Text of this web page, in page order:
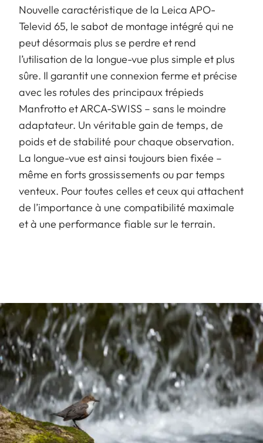
Nouvelle caractéristique de la Leica APO-
Televid 65, le sabot de montage intégré qui ne
peut désormais plus se perdre et rend
l’utilisation de la longue-vue plus simple et plus
sûre. Il garantit une connexion ferme et précise
avec les rotules des principaux trépieds
Manfrotto et ARCA-SWISS – sans le moindre
adaptateur. Un véritable gain de temps, de
poids et de stabilité pour chaque observation.
La longue-vue est ainsi toujours bien fixée –
même en forts grossissements ou par temps
venteux. Pour toutes celles et ceux qui attachent
de l’importance à une compatibilité maximale
et à une performance fiable sur le terrain.